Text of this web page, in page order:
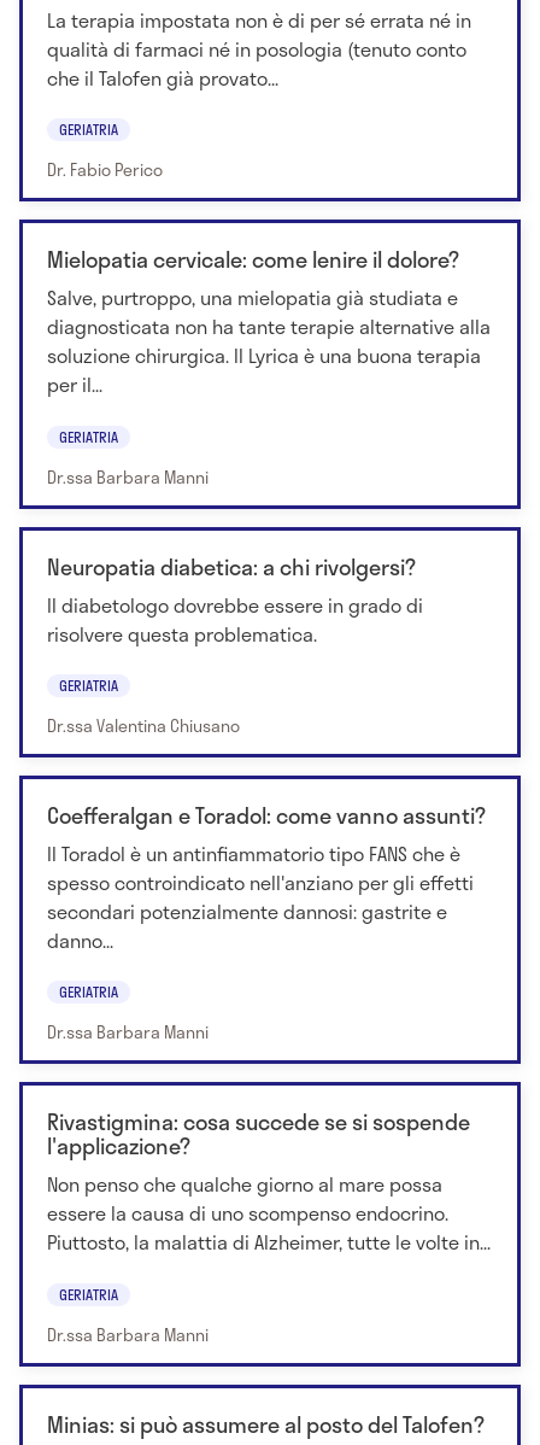
La terapia impostata non è di per sé errata né in
qualità di farmaci né in posologia (tenuto conto
che il Talofen già provato...
GERIATRIA
Dr. Fabio Perico
Mielopatia cervicale: come lenire il dolore?
Salve, purtroppo, una mielopatia già studiata e
diagnosticata non ha tante terapie alternative alla
soluzione chirurgica. Il Lyrica è una buona terapia
per il...
GERIATRIA
Dr.ssa Barbara Manni
Neuropatia diabetica: a chi rivolgersi?
Il diabetologo dovrebbe essere in grado di
risolvere questa problematica.
GERIATRIA
Dr.ssa Valentina Chiusano
Coefferalgan e Toradol: come vanno assunti?
Il Toradol è un antinfiammatorio tipo FANS che è
spesso controindicato nell'anziano per gli effetti
secondari potenzialmente dannosi: gastrite e
danno...
GERIATRIA
Dr.ssa Barbara Manni
Rivastigmina: cosa succede se si sospende
l'applicazione?
Non penso che qualche giorno al mare possa
essere la causa di uno scompenso endocrino.
Piuttosto, la malattia di Alzheimer, tutte le volte in...
GERIATRIA
Dr.ssa Barbara Manni
Minias: si può assumere al posto del Talofen?